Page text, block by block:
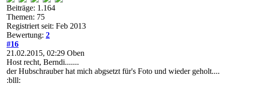
Beiträge: 1.164
Themen: 75
Registriert seit: Feb 2013
Bewertung: 2
#16
21.02.2015, 02:29 Oben
Host recht, Berndi.......
der Hubschrauber hat mich abgsetzt für's Foto und wieder geholt....
:blll: